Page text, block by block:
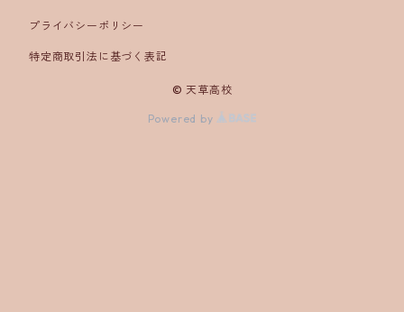
ロールケーキ
プライバシーポリシー
特定商取引法に基づく表記
© 天草高校
Powered by